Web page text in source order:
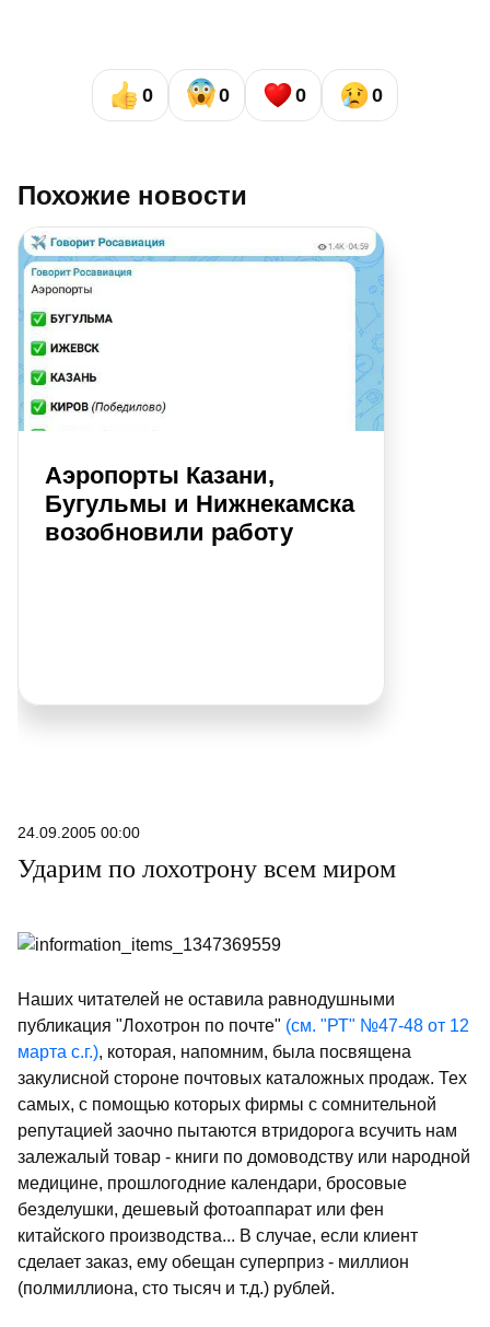
0 0 0 0
Похожие новости
Аэропорты Казани,
Бугульмы и Нижнекамска
возобновили работу
24.09.2005 00:00
Ударим по лохотрону всем миром
Наших читателей не оставила равнодушными
публикация "Лохотрон по почте" (см. "РТ" №47-48 от 12
марта с.г.), которая, напомним, была посвящена
закулисной стороне почтовых каталожных продаж. Тех
самых, с помощью которых фирмы с сомнительной
репутацией заочно пытаются втридорога всучить нам
залежалый товар - книги по домоводству или народной
медицине, прошлогодние календари, бросовые
безделушки, дешевый фотоаппарат или фен
китайского производства... В случае, если клиент
сделает заказ, ему обещан суперприз - миллион
(полмиллиона, сто тысяч и т.д.) рублей.